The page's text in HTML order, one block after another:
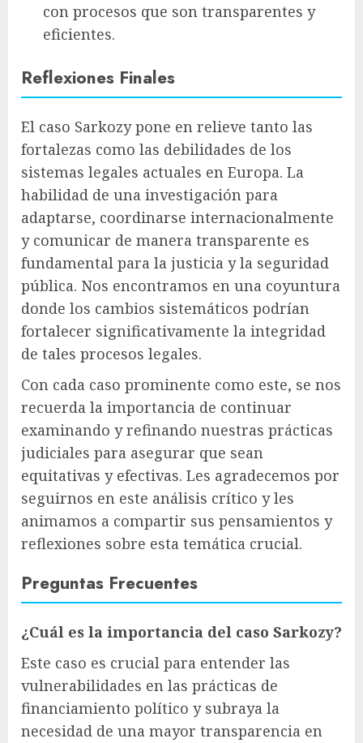
con procesos que son transparentes y
eficientes.
Reflexiones Finales
El caso Sarkozy pone en relieve tanto las
fortalezas como las debilidades de los
sistemas legales actuales en Europa. La
habilidad de una investigación para
adaptarse, coordinarse internacionalmente
y comunicar de manera transparente es
fundamental para la justicia y la seguridad
pública. Nos encontramos en una coyuntura
donde los cambios sistemáticos podrían
fortalecer significativamente la integridad
de tales procesos legales.
Con cada caso prominente como este, se nos
recuerda la importancia de continuar
examinando y refinando nuestras prácticas
judiciales para asegurar que sean
equitativas y efectivas. Les agradecemos por
seguirnos en este análisis crítico y les
animamos a compartir sus pensamientos y
reflexiones sobre esta temática crucial.
Preguntas Frecuentes
¿Cuál es la importancia del caso Sarkozy?
Este caso es crucial para entender las
vulnerabilidades en las prácticas de
financiamiento político y subraya la
necesidad de una mayor transparencia en